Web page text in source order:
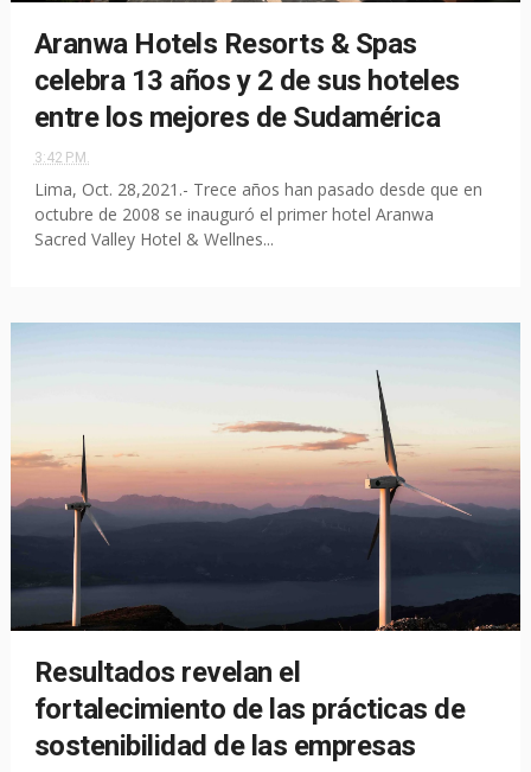
Aranwa Hotels Resorts & Spas
celebra 13 años y 2 de sus hoteles
entre los mejores de Sudamérica
3:42 P.M.
Lima, Oct. 28,2021.- Trece años han pasado desde que en
octubre de 2008 se inauguró el primer hotel Aranwa
Sacred Valley Hotel & Wellnes...
Resultados revelan el
fortalecimiento de las prácticas de
sostenibilidad de las empresas